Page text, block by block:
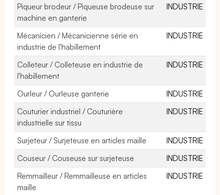
Piqueur brodeur / Piqueuse brodeuse sur
machine en ganterie
INDUSTRIE
Mécanicien / Mécanicienne série en
industrie de l'habillement
INDUSTRIE
Colleteur / Colleteuse en industrie de
l'habillement
INDUSTRIE
Ourleur / Ourleuse ganterie
INDUSTRIE
Couturier industriel / Couturière
industrielle sur tissu
INDUSTRIE
Surjeteur / Surjeteuse en articles maille
INDUSTRIE
Couseur / Couseuse sur surjeteuse
INDUSTRIE
Remmailleur / Remmailleuse en articles
maille
INDUSTRIE